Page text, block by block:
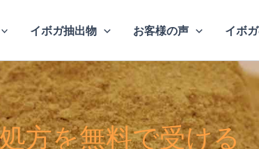
イボガ抽出物 お客様の声 イボ
方を無料で受ける